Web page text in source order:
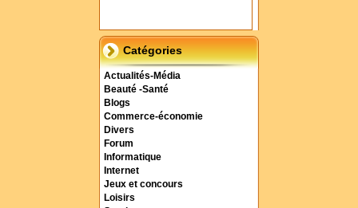
Catégories
Actualités-Média
Beauté -Santé
Blogs
Commerce-économie
Divers
Forum
Informatique
Internet
Jeux et concours
Loisirs